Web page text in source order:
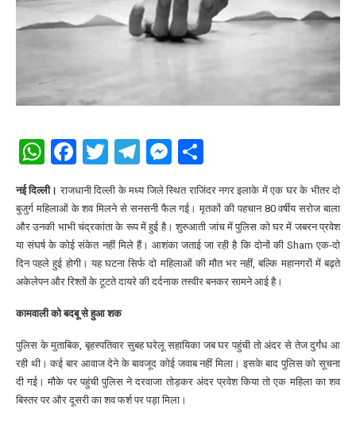
WhatsApp
Facebook
Twitter
Telegram
Messenger
नई दिल्ली। राजधानी दिल्ली के मध्य जिले स्थित राजिंदर नगर इलाके में एक घर के भीतर दो
बुजुर्ग महिलाओं के शव मिलने से सनसनी फैल गई। मृतकों की पहचान 80 वर्षीय सरोज बाला
और उनकी भाभी चंद्रकांता के रूप में हुई है। शुरुआती जांच में पुलिस को घर में जबरन प्रवेश
या संघर्ष के कोई संकेत नहीं मिले हैं। आशंका जताई जा रही है कि दोनों की Sham एक-दो
दिन पहले हुई होगी। यह घटना सिर्फ दो महिलाओं की मौत भर नहीं, बल्कि महानगरों में बढ़ते
अकेलेपन और रिश्तों के टूटते दायरे की दर्दनाक तस्वीर बनकर सामने आई है।
कामवाली को बदबू से हुआ शक
पुलिस के मुताबिक, बृहस्पतिवार सुबह घरेलू सहायिका जब घर पहुंची तो अंदर से तेज दुर्गंध आ
रही थी। कई बार आवाज देने के बावजूद कोई जवाब नहीं मिला। इसके बाद पुलिस को सूचना
दी गई। मौके पर पहुंची पुलिस ने दरवाजा तोड़कर अंदर प्रवेश किया तो एक महिला का शव
बिस्तर पर और दूसरी का शव फर्श पर पड़ा मिला।